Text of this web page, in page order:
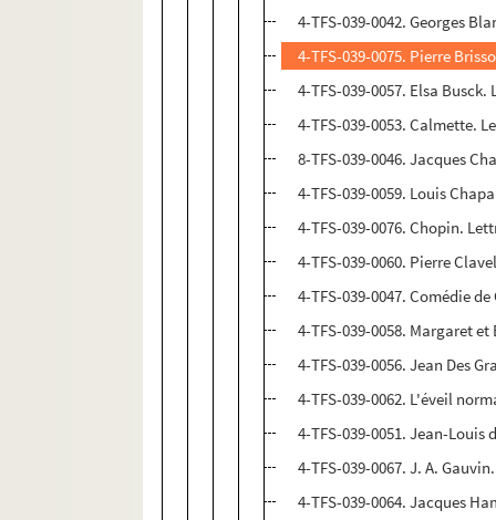
4-TFS-039-0042. Georges
4-TFS-039-0075. Pierre
4-TFS-039-0057. Elsa
4-TFS-039-0053. Calmette.
8-TFS-039-0046. Jacques
4-TFS-039-0059. Louis
4-TFS-039-0076. Chopin.
4-TFS-039-0060. Pierre
4-TFS-039-0047. Comédie
4-TFS-039-0058. Margaret
4-TFS-039-0056. Jean Des
4-TFS-039-0062. L'éveil
4-TFS-039-0051. Jean-
4-TFS-039-0067. J. A.
4-TFS-039-0064. Jacques